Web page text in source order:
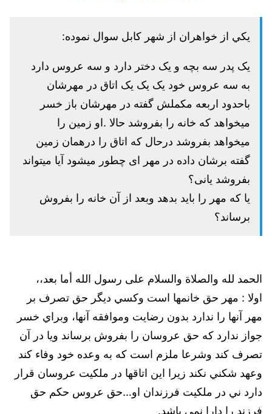
يكي از خواهران از شهر كابل سوال نموده:
یک پدر سه بچه و یک دختر دارد و سه عروس دارد
به سه عروس خود یک یک یک اتاق در مهرشان
باحدود اربعه مکملش گفته در مهرشان باز خسر
میخواهد که خانه را بفروشد حالا .او زمین را
میخواهد بفروشد درحال که اتاق را درهمان زمین
گفته برشان داده در مهر ای چطور میشود آیا میتواند
بفروشد یانی؟
یا که مهر را باید بدهد وبعد از آن خانه را بفروش
برساند؟
الحمد لله والصلاة والسلام على رسول الله أما بعد،،
اولا : مهر حق خانمها است وكسي ديگر حق تصرف بر
مهر آنها را ندارد بدون رضايت وموافقه آنها، وبراي خسر
جواز ندارد كه حق عروسان را بفروش برساند ويا در آن
تصرف كند وشرعا ملزم است كه به وعده خود وفاء كند
وعهد شكني نكند زيرا اين اتاقها در ملكيت عروسان قرار
دارد ني در ملكيت فرزندان او…حق عروس حکم حق
فرزند را دارا نمی باشد.